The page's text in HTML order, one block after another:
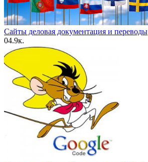
Сайты деловая документация и переводы
04.9к.